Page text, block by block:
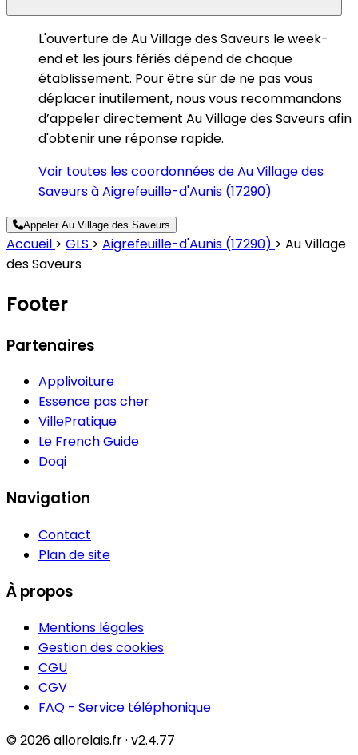
L'ouverture de Au Village des Saveurs le week-
end et les jours fériés dépend de chaque
établissement. Pour être sûr de ne pas vous
déplacer inutilement, nous vous recommandons
d’appeler directement Au Village des Saveurs afin
d'obtenir une réponse rapide.
Voir toutes les coordonnées de Au Village des
Saveurs à Aigrefeuille-d'Aunis (17290)
Appeler Au Village des Saveurs
Accueil > GLS > Aigrefeuille-d'Aunis (17290) > Au Village
des Saveurs
Footer
Partenaires
Applivoiture
Essence pas cher
VillePratique
Le French Guide
Doqi
Navigation
Contact
Plan de site
À propos
Mentions légales
Gestion des cookies
CGU
CGV
FAQ - Service téléphonique
© 2026 allorelais.fr · v2.4.77